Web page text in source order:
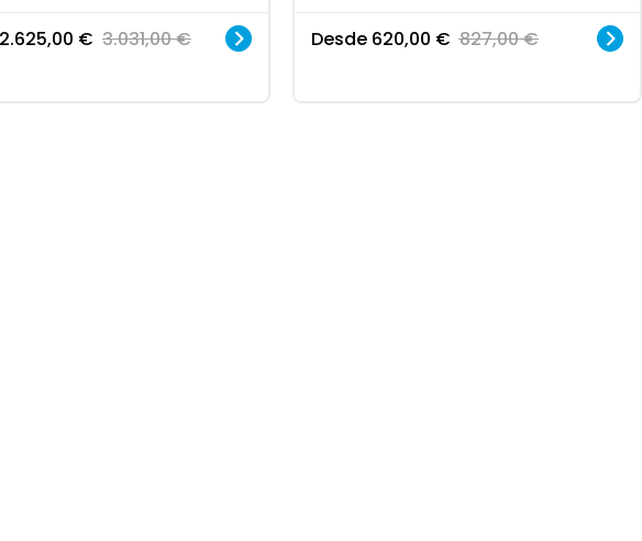
2.625,00 € 3.031,00€ Desde 620,00 € 827,00€